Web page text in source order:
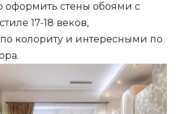
оформить стены обоями с
17-18 веков,
колориту и интересными по